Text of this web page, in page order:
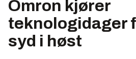
Omron kjører
teknologidager
syd i høst